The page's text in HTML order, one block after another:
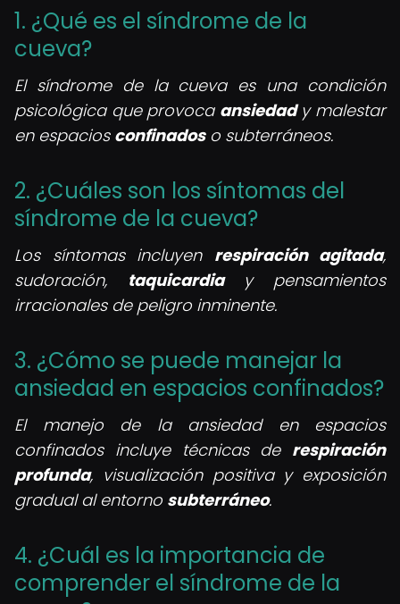
1. ¿Qué es el síndrome de la
cueva?
El síndrome de la cueva es una condición
psicológica que provoca ansiedady malestar
en espacios confinadoso subterráneos.
2. ¿Cuáles son los síntomas del
síndrome de la cueva?
Los síntomas incluyen respiración agitada,
sudoración, taquicardiay pensamientos
irracionales de peligro inminente.
3. ¿Cómo se puede manejar la
ansiedad en espacios confinados?
El manejo de la ansiedad en espacios
confinados incluye técnicas de respiración
profunda, visualización positiva y exposición
gradual al entorno subterráneo.
4. ¿Cuál es la importancia de
comprender el síndrome de la